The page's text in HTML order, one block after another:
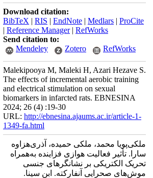
Download citation:
BibTeX | RIS | EndNote | Medlars | ProCite
| Reference Manager| RefWorks
Send citation to:
Mendeley
Zotero RefWorks
Malekipooya M, ‎‏Maleki H, Azari‏‎ ‎‏Hezave S.
‌The‌‎ ‎‌effects‌‎ ‎‌of‌‎ ‎‌incremental‌‎ ‎‌aerobic‌‎ ‎‌training‌‎
‎‌and‌‎ ‎‌electrical‌‎ ‎‌stimulation‌‎ ‎‌on‌‎ ‎‌sexual‌‎
‎‌biomarkers‌‎ ‎‌in‌‎ ‎‌infarcted‌‎ ‎‌rats‌. EBNESINA
2024; 26 (4) :19-30
URL: http://ebnesina.ajaums.ac.ir/article-1-
1349-fa.html
ملکی‌پویا محمد، ملکی حمیده، آذری‌هزاوه
سارا. تأثیر فعالیت هوازی فزاینده به‌همراه
تحریک الکتریکی بر نشانگرهای جنسی
موش‌های صحرایی آنفارکته. ابن سينا.